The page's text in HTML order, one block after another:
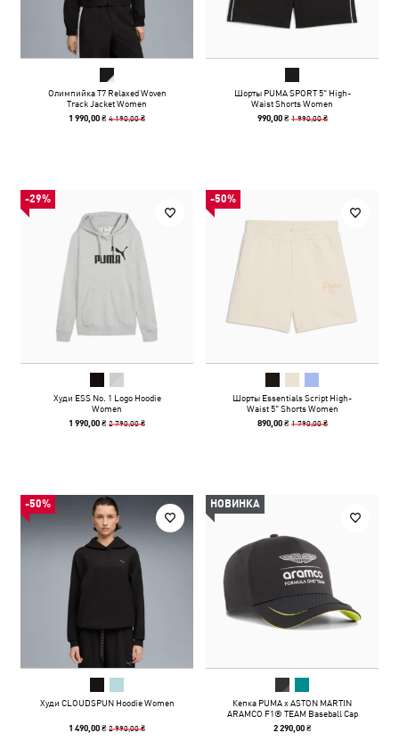
Олимпийка T7 Relaxed Woven
Track Jacket Women
1 990,00 ₴4 190,00 ₴
Шорты PUMA SPORT 5" High-
Waist Shorts Women
990,00 ₴ 1 990,00 ₴
-29%
Худи ESS No. 1 Logo Hoodie
Women
1 990,00 ₴2 790,00 ₴
-50%
Шорты Essentials Script High-
Waist 5" Shorts Women
890,00 ₴ 1 790,00 ₴
-50%
Худи CLOUDSPUN Hoodie Women
1 490,00 ₴2 990,00 ₴
НОВИНКА
Кепка PUMA x ASTON MARTIN
ARAMCO F1® TEAM Baseball Cap
2 290,00 ₴